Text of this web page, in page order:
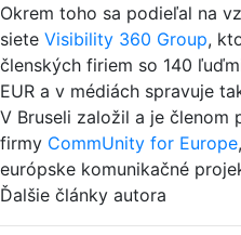
Okrem toho sa podieľal na
siete Visibility 360 Group,
členských firiem so 140
EUR a v médiách spravuje
V Bruseli založil a je členom
firmy CommUnity for Europe
európske komunikačné
Ďalšie články autora